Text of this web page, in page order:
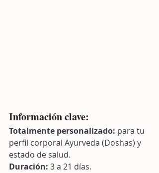
Información clave:
Totalmente personalizado: para tu
perfil corporal Ayurveda (Doshas) y
estado de salud.
Duración: 3 a 21 días.